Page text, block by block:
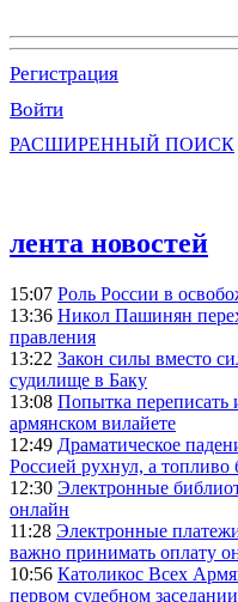
Регистрация
Войти
РАСШИРЕННЫЙ ПОИСК
лента новостей
15:07 Роль России в
13:36 Никол Пашинян
правления
13:22 Закон силы вместо
судилище в Баку
13:08 Попытка переписать
армянском вилайете
12:49 Драматическое
Россией рухнул, а топливо
12:30 Электронные
онлайн
11:28 Электронные
важно принимать оплату
10:56 Католикос Всех
первом судебном заседании